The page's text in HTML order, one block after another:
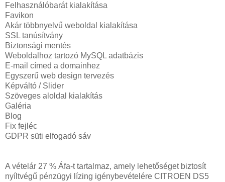
Felhasználóbarát kialakítása
Favikon
Akár többnyelvű weboldal kialakítása
SSL tanúsítvány
Biztonsági mentés
Weboldalhoz tartozó MySQL adatbázis
E-mail címed a domainhez
Egyszerű web design tervezés
Képváltó / Slider
Szöveges aloldal kialakítás
Galéria
Blog
Fix fejléc
GDPR süti elfogadó sáv
A vételár 27 % Áfa-t tartalmaz, amely lehetőséget biztosít
nyíltvégű pénzügyi lízing igénybevételére CITROEN DS5